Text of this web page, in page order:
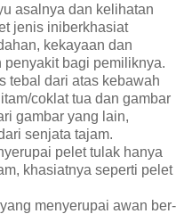
asalnya dan kelihatan
jenis iniberkhasiat
kekayaan dan
bagi pemiliknya.
tebal dari atas kebawah
coklat tua dan gambar
gambar yang lain,
senjata tajam.
pelet tulak hanya
khasiatnya seperti pelet
menyerupai awan ber-